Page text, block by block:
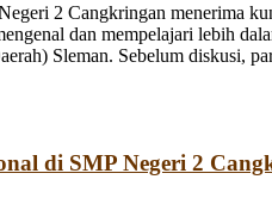
2 Cangkringan menerima
dan mempelajari lebih
Sleman. Sebelum diskusi,
di SMP Negeri 2